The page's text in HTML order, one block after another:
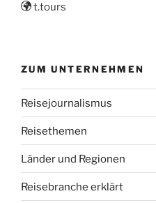
t.tours
ZUM UNTERNEHMEN
Reisejournalismus
Reisethemen
Länder und Regionen
Reisebranche erklärt